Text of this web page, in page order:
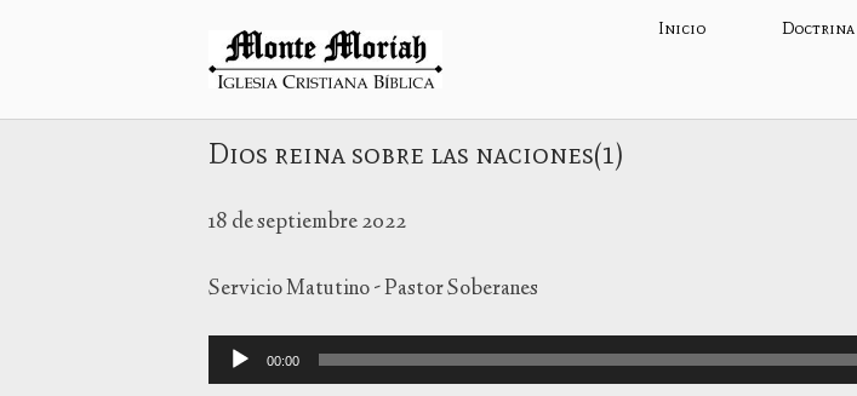
Inicio
Inicio Doctrina
Dios reina sobre las naciones(1)
18 de septiembre 2022
Servicio Matutino - Pastor Soberanes
Reproductor
de
00:00